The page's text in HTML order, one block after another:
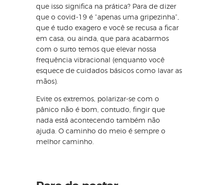
que isso significa na prática? Para de dizer
que o covid-19 é “apenas uma gripezinha”,
que é tudo exagero e você se recusa a ficar
em casa, ou ainda, que para acabarmos
com o surto temos que elevar nossa
frequência vibracional (enquanto você
esquece de cuidados básicos como lavar as
mãos).
Evite os extremos, polarizar-se com o
pânico não é bom, contudo, fingir que
nada está acontecendo também não
ajuda. O caminho do meio é sempre o
melhor caminho.